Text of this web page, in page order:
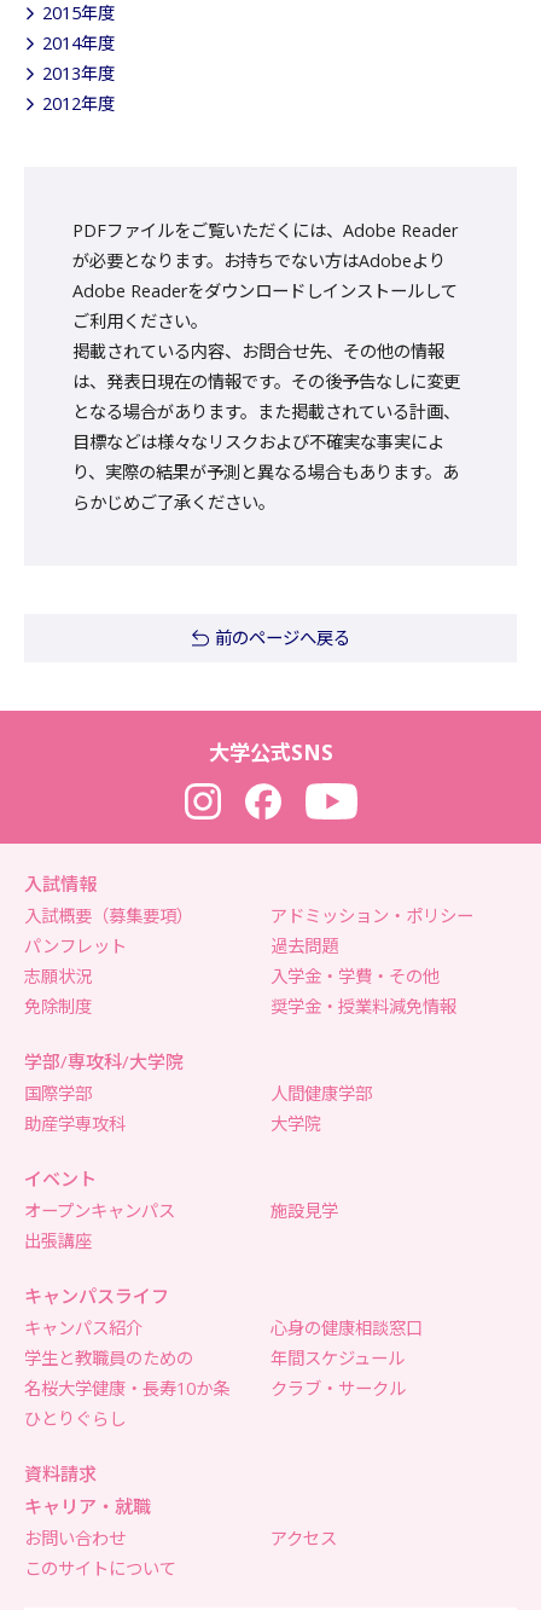
2015年度
2014年度
2013年度
2012年度
PDFファイルをご覧いただくには、Adobe Reader
が必要となります。お持ちでない方はAdobeより
Adobe Readerをダウンロードしインストールして
ご利用ください。
掲載されている内容、お問合せ先、その他の情報
は、発表日現在の情報です。その後予告なしに変更
となる場合があります。また掲載されている計画、
目標などは様々なリスクおよび不確実な事実によ
り、実際の結果が予測と異なる場合もあります。あ
らかじめご了承ください。
前のページへ戻る
大学公式SNS
InstagramFacebookYouTube
入試情報
入試概要（募集要項）
アドミッション・ポリシー
パンフレット
過去問題
志願状況
入学金・学費・その他
免除制度
奨学金・授業料減免情報
学部/専攻科/大学院
国際学部
人間健康学部
助産学専攻科
大学院
イベント
オープンキャンパス
施設見学
出張講座
キャンパスライフ
キャンパス紹介
心身の健康相談窓口
学生と教職員のための
名桜大学健康・長寿10か条
年間スケジュール
クラブ・サークル
ひとりぐらし
資料請求
キャリア・就職
お問い合わせ
アクセス
このサイトについて